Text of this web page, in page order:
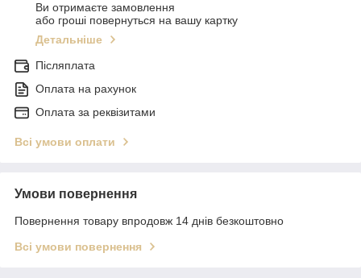
Ви отримаєте замовлення
або гроші повернуться на вашу картку
Детальніше
Післяплата
Оплата на рахунок
Оплата за реквізитами
Всі умови оплати
Умови повернення
Повернення товару впродовж 14 днів безкоштовно
Всі умови повернення